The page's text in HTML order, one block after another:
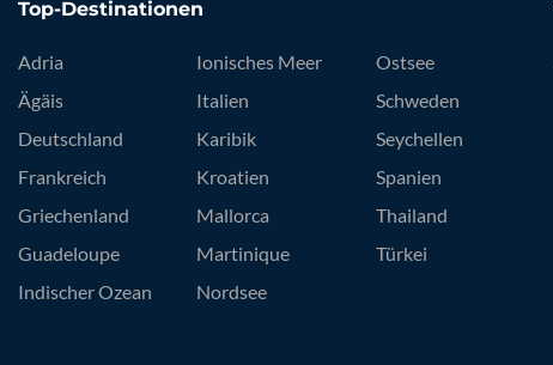
Top-Destinationen
Adria
Ägäis
Deutschland
Frankreich
Griechenland
Guadeloupe
Indischer Ozean
Ionisches Meer
Italien
Karibik
Kroatien
Mallorca
Martinique
Nordsee
Ostsee
Schweden
Seychellen
Spanien
Thailand
Türkei